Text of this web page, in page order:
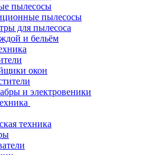
пылесосы
пылесосы
для пылесоса
и бельём
окон
и электровеники
техника